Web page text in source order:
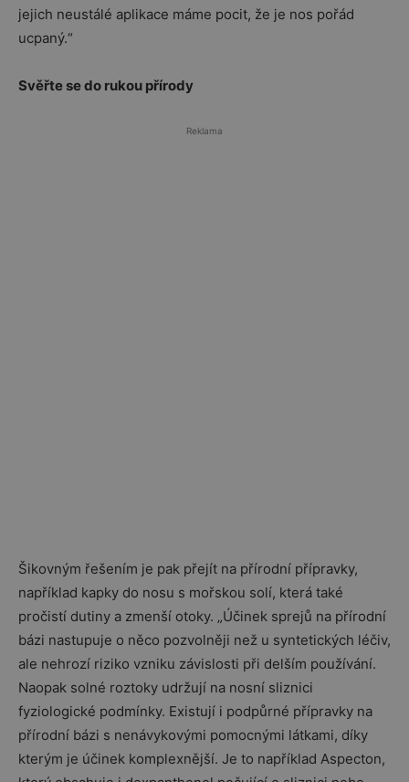
jejich neustálé aplikace máme pocit, že je nos pořád
ucpaný.“
Svěřte se do rukou přírody
Reklama
Šikovným řešením je pak přejít na přírodní přípravky,
například kapky do nosu s mořskou solí, která také
pročistí dutiny a zmenší otoky. „Účinek sprejů na přírodní
bázi nastupuje o něco pozvolněji než u syntetických léčiv,
ale nehrozí riziko vzniku závislosti při delším používání.
Naopak solné roztoky udržují na nosní sliznici
fyziologické podmínky. Existují i podpůrné přípravky na
přírodní bázi s nenávykovými pomocnými látkami, díky
kterým je účinek komplexnější. Je to například Aspecton,